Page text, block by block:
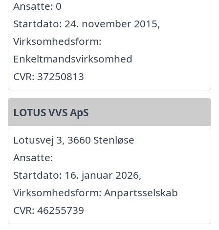
Ansatte: 0
Startdato: 24. november 2015,
Virksomhedsform:
Enkeltmandsvirksomhed
CVR: 37250813
LOTUS VVS ApS
Lotusvej 3, 3660 Stenløse
Ansatte:
Startdato: 16. januar 2026,
Virksomhedsform: Anpartsselskab
CVR: 46255739